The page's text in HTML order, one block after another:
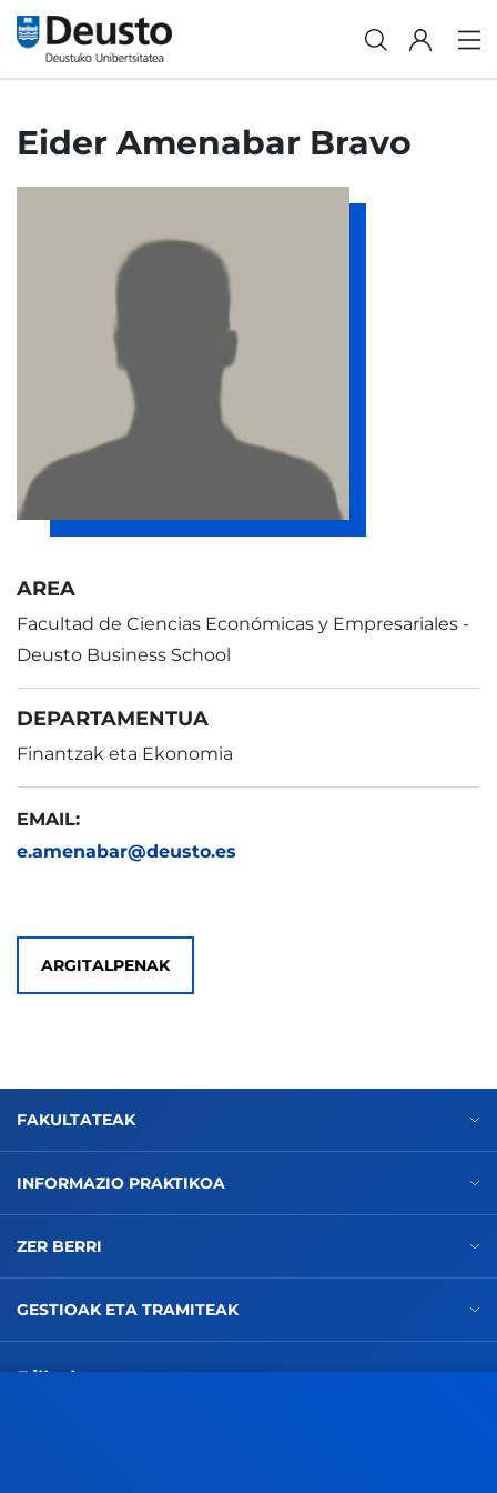
Eider Amenabar Bravo
AREA
Facultad de Ciencias Económicas y Empresariales -
Deusto Business School
DEPARTAMENTUA
Finantzak eta Ekonomia
EMAIL:
e.amenabar@deusto.es
ARGITALPENAK
FAKULTATEAK
INFORMAZIO PRAKTIKOA
ZER BERRI
GESTIOAK ETA TRAMITEAK
Bilboko campusa